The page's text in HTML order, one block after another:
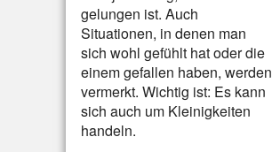
gelungen ist. Auch
Situationen, in denen man
sich wohl gefühlt hat oder die
einem gefallen haben, werden
vermerkt. Wichtig ist: Es kann
sich auch um Kleinigkeiten
handeln.